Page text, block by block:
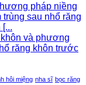
pháp niềng
sau nhổ răng
và phương
răng khôn trước
hôi miệng nha sĩ bọc răng